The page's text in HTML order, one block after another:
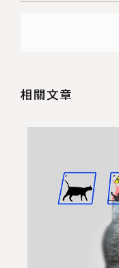
相關文章